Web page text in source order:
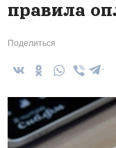
правила
Поделиться